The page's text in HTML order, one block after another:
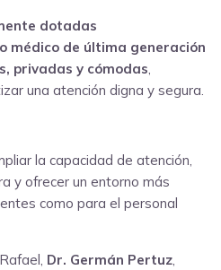
dotadas
médico de última generación
privadas y cómodas
una atención digna y segura.
la capacidad de atención,
y ofrecer un entorno más
como para el personal
Dr. Germán Pertuz